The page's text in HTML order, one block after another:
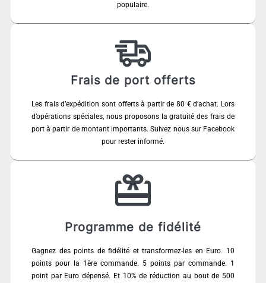
populaire.
Frais de port offerts
Les frais d’expédition sont offerts à partir de 80 € d’achat. Lors
d’opérations spéciales, nous proposons la gratuité des frais de
port à partir de montant importants. Suivez nous sur Facebook
pour rester informé.
Programme de fidélité
Gagnez des points de fidélité et transformez-les en Euro. 10
points pour la 1ère commande. 5 points par commande. 1
point par Euro dépensé. Et 10% de réduction au bout de 500